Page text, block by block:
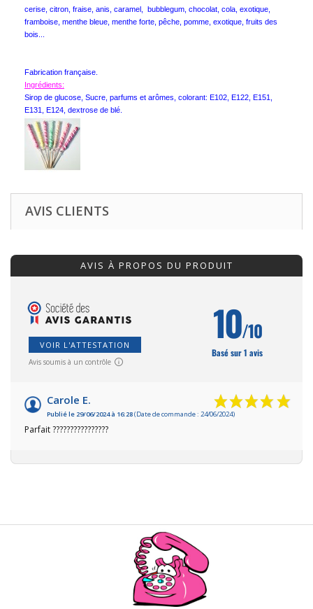
cerise, citron, fraise, anis, caramel, bubblegum, chocolat, cola, exotique,
framboise, menthe bleue, menthe forte, pêche, pomme, exotique, fruits des
bois...
Fabrication française.
Ingrédients:
Sirop de glucose, Sucre, parfums et arômes, colorant: E102, E122, E151,
E131, E124, dextrose de blé.
AVIS CLIENTS
AVIS À PROPOS DU PRODUIT
VOIR L'ATTESTATION
Avis soumis à un contrôle
10/10
Basé sur 1 avis
Carole E.
Publié le 29/06/2024 à 16:28(Date de commande : 24/06/2024)
Parfait ????????????????